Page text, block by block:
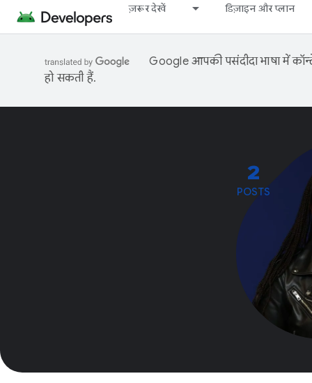
ज़रूर देखें डिज़ाइन और प्लान
Google आपकी पसंदीदा भाषा में
हो सकती हैं.
2
POSTS